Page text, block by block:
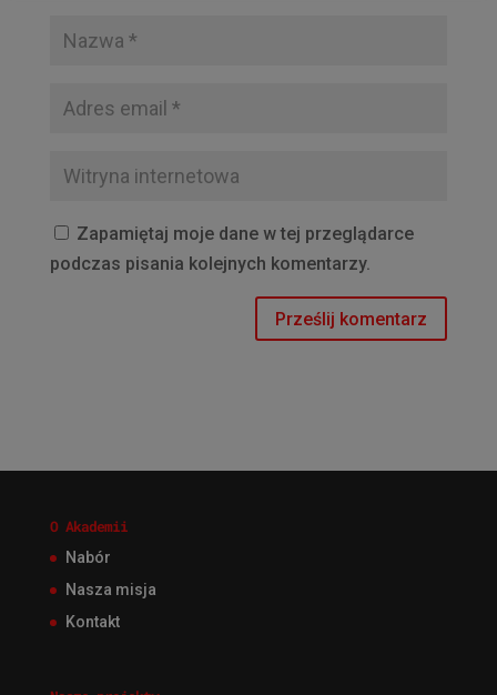
Zapamiętaj moje dane w tej przeglądarce
podczas pisania kolejnych komentarzy.
O Akademii
Nabór
Nasza misja
Kontakt